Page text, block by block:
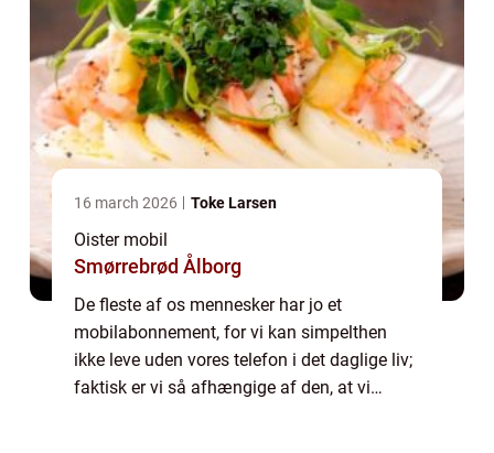
16 march 2026 Toke Larsen
Oister mobil
Smørrebrød Ålborg
De fleste af os mennesker har jo et
mobilabonnement, for vi kan simpelthen
ikke leve uden vores telefon i det daglige liv;
faktisk er vi så afhængige af den, at vi